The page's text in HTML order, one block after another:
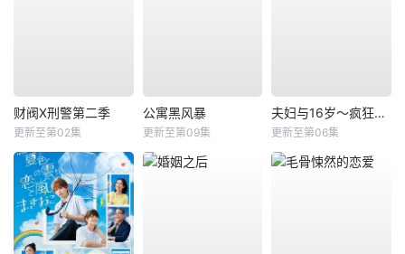
财阀X刑警第二季
更新至第02集
公寓黑风暴
更新至第09集
夫妇与16岁～疯狂的邻居～
更新至第06集